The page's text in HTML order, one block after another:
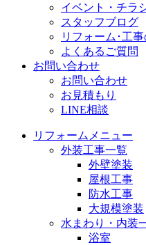
イベント・チラ
スタッフブログ
リフォーム･工
よくあるご質問
お問い合わせ
お問い合わせ
お見積もり
LINE相談
リフォームメニュー
外装工事一覧
外壁塗装
屋根工事
防水工事
大規模塗装
水まわり・内装
浴室